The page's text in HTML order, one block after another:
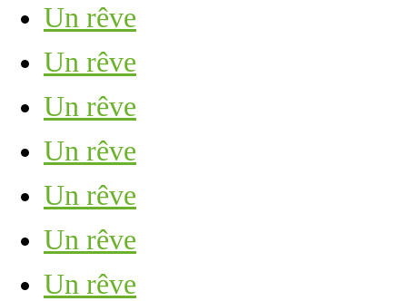
Un rêve
Un rêve
Un rêve
Un rêve
Un rêve
Un rêve
Un rêve